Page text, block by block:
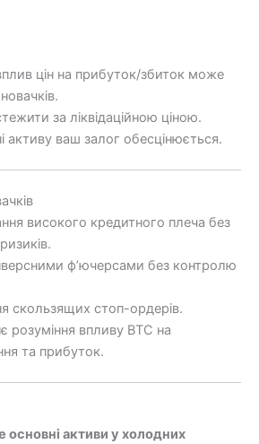
цін на прибуток/збиток може
за ліквідаційною ціною.
активу ваш залог обесцінюється.
високого кредитного плеча без
ф’ючерсами без контролю
скользящих стоп-ордерів.
розуміння впливу BTC на
та прибуток.
основні активи у холодних